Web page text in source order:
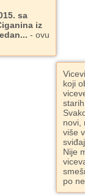
sa
iz
- ovu
koji
novi,
više
Nije
po